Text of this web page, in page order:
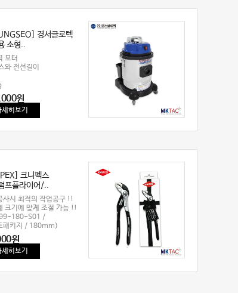
경서글로텍
소형..
모터
와 전선길이
원
히보기
크니펙스
프플라이어/..
사시 최적의 작업공구 !!
크기에 맞게 조절 가능 !!
180-S01 /
패키지 / 180mm)
원
히보기